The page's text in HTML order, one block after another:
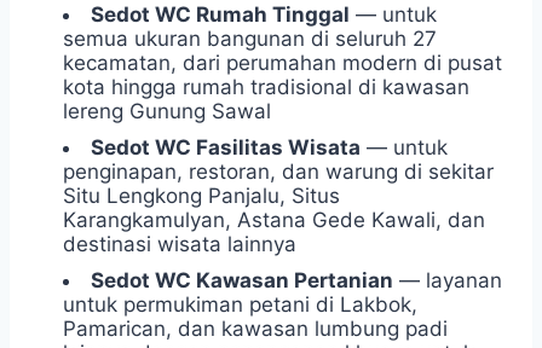
Sedot WC Rumah Tinggal — untuk
semua ukuran bangunan di seluruh 27
kecamatan, dari perumahan modern di pusat
kota hingga rumah tradisional di kawasan
lereng Gunung Sawal
Sedot WC Fasilitas Wisata — untuk
penginapan, restoran, dan warung di sekitar
Situ Lengkong Panjalu, Situs
Karangkamulyan, Astana Gede Kawali, dan
destinasi wisata lainnya
Sedot WC Kawasan Pertanian — layanan
untuk permukiman petani di Lakbok,
Pamarican, dan kawasan lumbung padi